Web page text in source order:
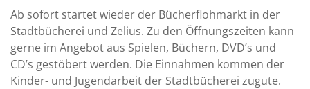
Ab sofort startet wieder der Bücherflohmarkt in der
Stadtbücherei und Zelius. Zu den Öffnungszeiten kann
gerne im Angebot aus Spielen, Büchern, DVD’s und
CD’s gestöbert werden. Die Einnahmen kommen der
Kinder- und Jugendarbeit der Stadtbücherei zugute.